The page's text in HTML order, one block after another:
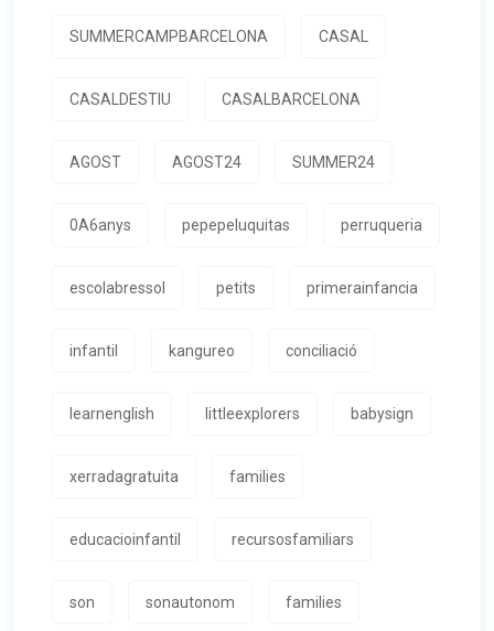
SUMMERCAMPBARCELONA CASAL
CASALDESTIU CASALBARCELONA
AGOST AGOST24 SUMMER24
0A6anys pepepeluquitas perruqueria
escolabressol petits primerainfancia
infantil kangureo conciliació
learnenglish littleexplorers babysign
xerradagratuita families
educacioinfantil recursosfamiliars
son sonautonom families